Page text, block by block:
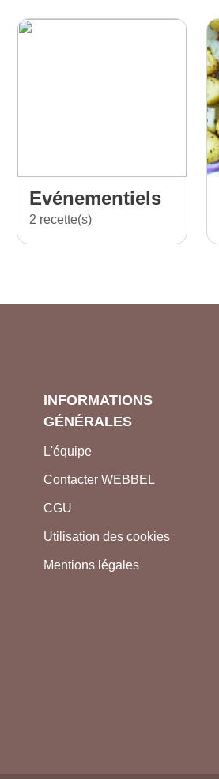
Evénementiels
2 recette(s)
INFORMATIONS
GÉNÉRALES
L'équipe
Contacter WEBBEL
CGU
Utilisation des cookies
Mentions légales